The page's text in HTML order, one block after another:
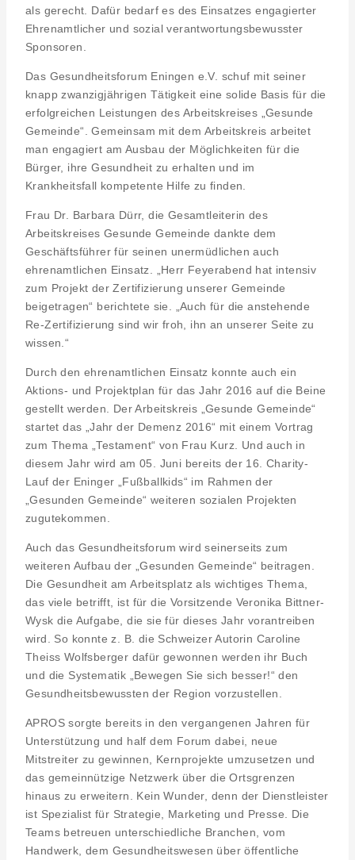
als gerecht. Dafür bedarf es des Einsatzes engagierter
Ehrenamtlicher und sozial verantwortungsbewusster
Sponsoren.
Das Gesundheitsforum Eningen e.V. schuf mit seiner
knapp zwanzigjährigen Tätigkeit eine solide Basis für die
erfolgreichen Leistungen des Arbeitskreises „Gesunde
Gemeinde“. Gemeinsam mit dem Arbeitskreis arbeitet
man engagiert am Ausbau der Möglichkeiten für die
Bürger, ihre Gesundheit zu erhalten und im
Krankheitsfall kompetente Hilfe zu finden.
Frau Dr. Barbara Dürr, die Gesamtleiterin des
Arbeitskreises Gesunde Gemeinde dankte dem
Geschäftsführer für seinen unermüdlichen auch
ehrenamtlichen Einsatz. „Herr Feyerabend hat intensiv
zum Projekt der Zertifizierung unserer Gemeinde
beigetragen“ berichtete sie. „Auch für die anstehende
Re-Zertifizierung sind wir froh, ihn an unserer Seite zu
wissen.“
Durch den ehrenamtlichen Einsatz konnte auch ein
Aktions- und Projektplan für das Jahr 2016 auf die Beine
gestellt werden. Der Arbeitskreis „Gesunde Gemeinde“
startet das „Jahr der Demenz 2016“ mit einem Vortrag
zum Thema „Testament“ von Frau Kurz. Und auch in
diesem Jahr wird am 05. Juni bereits der 16. Charity-
Lauf der Eninger „Fußballkids“ im Rahmen der
„Gesunden Gemeinde“ weiteren sozialen Projekten
zugutekommen.
Auch das Gesundheitsforum wird seinerseits zum
weiteren Aufbau der „Gesunden Gemeinde“ beitragen.
Die Gesundheit am Arbeitsplatz als wichtiges Thema,
das viele betrifft, ist für die Vorsitzende Veronika Bittner-
Wysk die Aufgabe, die sie für dieses Jahr vorantreiben
wird. So konnte z. B. die Schweizer Autorin Caroline
Theiss Wolfsberger dafür gewonnen werden ihr Buch
und die Systematik „Bewegen Sie sich besser!“ den
Gesundheitsbewussten der Region vorzustellen.
APROS sorgte bereits in den vergangenen Jahren für
Unterstützung und half dem Forum dabei, neue
Mitstreiter zu gewinnen, Kernprojekte umzusetzen und
das gemeinnützige Netzwerk über die Ortsgrenzen
hinaus zu erweitern. Kein Wunder, denn der Dienstleister
ist Spezialist für Strategie, Marketing und Presse. Die
Teams betreuen unterschiedliche Branchen, vom
Handwerk, dem Gesundheitswesen über öffentliche